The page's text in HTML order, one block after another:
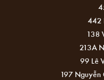
442
138
213A
99 Lê
197 Nguyễn